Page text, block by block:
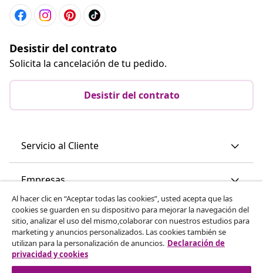
Desistir del contrato
Solicita la cancelación de tu pedido.
Desistir del contrato
Servicio al Cliente
Empresas
vidaXL
Descubre mas
Al hacer clic en “Aceptar todas las cookies”, usted acepta que las
cookies se guarden en su dispositivo para mejorar la navegación del
sitio, analizar el uso del mismo,colaborar con nuestros estudios para
marketing y anuncios personalizados. Las cookies también se
utilizan para la personalización de anuncios. Declaración de
privacidad y cookies